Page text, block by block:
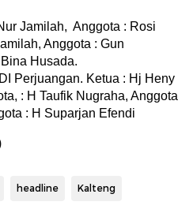
Jamilah, Anggota : Rosi
Anggota : Gun
Husada.
Perjuangan. Ketua : Hj Heny
: H Taufik Nugraha, Anggota
: H Suparjan Efendi
headline Kalteng